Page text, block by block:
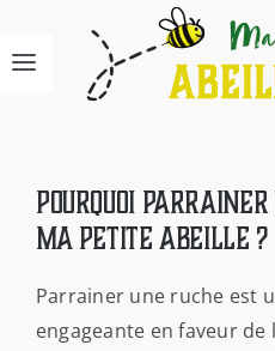
au
Navigation
NOUS
Pourquoi
Ma Petite Abeille ?
Parrainer une ruche est
engageante en faveur de